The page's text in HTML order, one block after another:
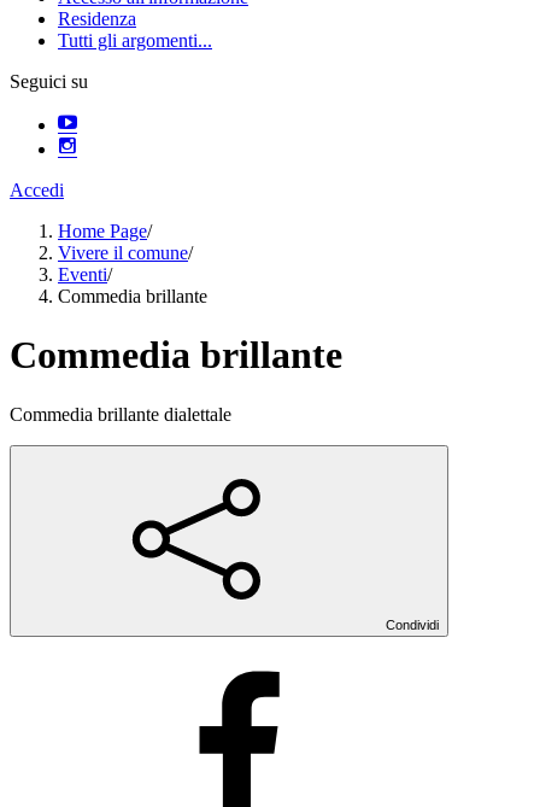
Residenza
Tutti gli argomenti...
Seguici su
Accedi
Home Page/
Vivere il comune/
Eventi/
Commedia brillante
Commedia brillante
Commedia brillante dialettale
Condividi